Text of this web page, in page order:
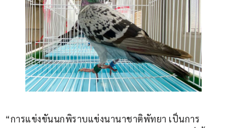
“การแข่งขันนกพิราบแข่งนานาชาติพัทยา เป็นการ